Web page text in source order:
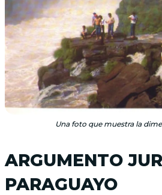
Una foto que muestra la
ARGUMENTO
PARAGUAYO